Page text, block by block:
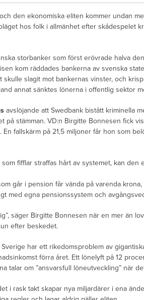
och den ekonomiska eliten kommer undan
hos folk i allmänhet efter skådespelet
storbanker som först erövrade halva
kom räddades bankerna av svenska
skulle slagit mot bankernas vinster, och
annat sänktes lönerna i offentlig sektor
avslöjande att Swedbank bistått kriminella
på stämman. VD:n Birgitte Bonnesen fick
fallskärm på 21,5 miljoner får hon som
som fifflar straffas hårt av systemet, kan den
går i pension får vända på varenda
med egna pensionssystem och
säger Birgitte Bonnesen när en mer än
efter beskedet.
har ett rikedomsproblem av
förra året. Ett lönelyft på 12
talar om ”ansvarsfull löneutveckling” när
i rask takt skapar nya miljardärer i ena